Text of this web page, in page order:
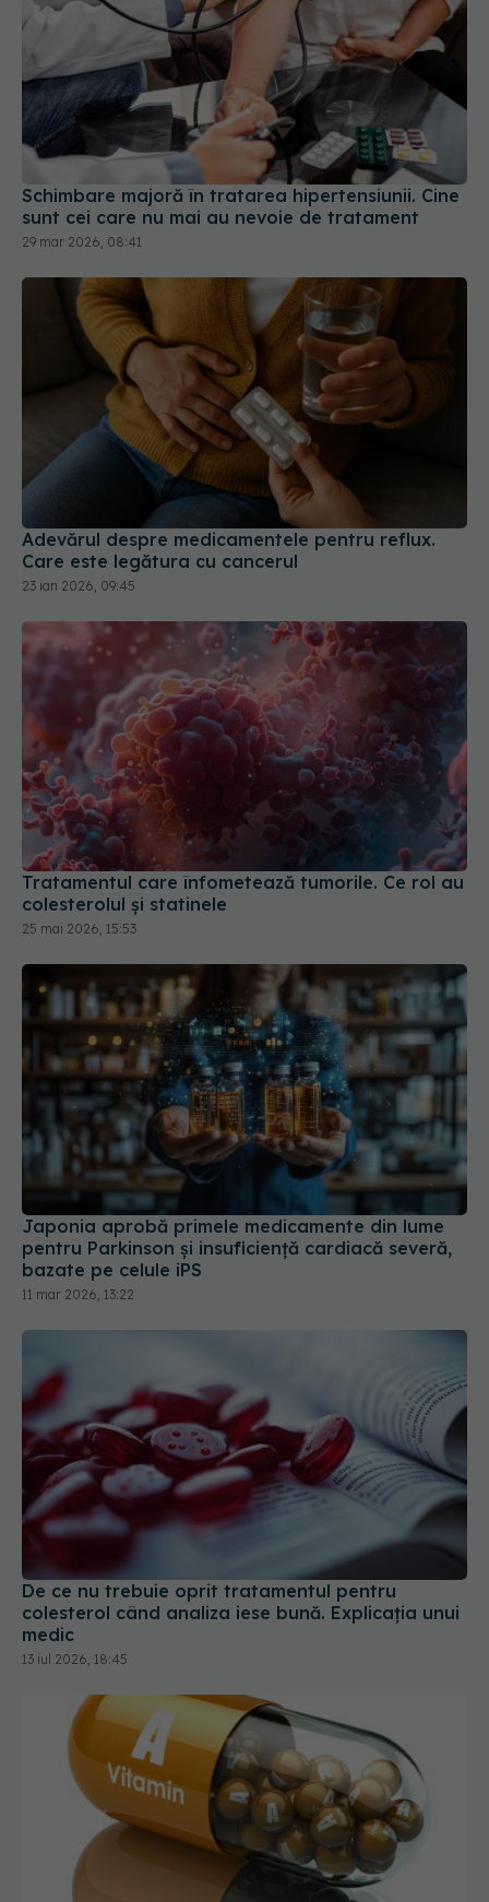
Schimbare majoră în tratarea hipertensiunii. Cine
sunt cei care nu mai au nevoie de tratament
Adevărul despre medicamentele pentru reflux.
Care este legătura cu cancerul
Tratamentul care înfometează tumorile. Ce rol au
colesterolul și statinele
25 mai 2026, 15:53
Japonia aprobă primele medicamente din lume
pentru Parkinson și insuficiență cardiacă severă,
bazate pe celule iPS
11 mar 2026, 13:22
De ce nu trebuie oprit tratamentul pentru
colesterol când analiza iese bună. Explicația unui
medic
13 iul 2026, 18:45
Vitamina A poate slăbi imunitatea împotriva